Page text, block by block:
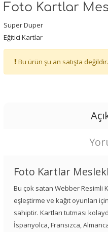
Foto Kartlar
Super Duper
Eğitici Kartlar
Bu ürün şu an satışta değildir.
Foto Kartlar
Bu çok satan Webber Resimli
eşleştirme ve kağıt oyunları
sahiptir. Kartları tutması
İspanyolca, Fransızca,